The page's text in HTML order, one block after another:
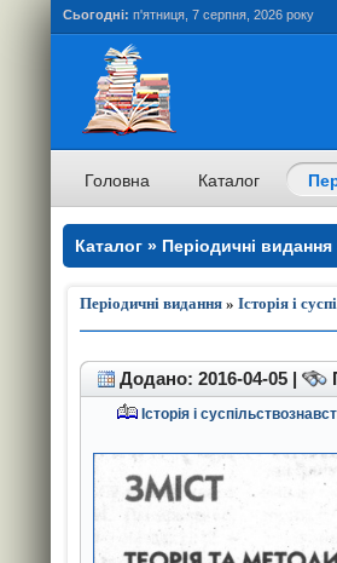
Сьогодні: п'ятниця, 7 серпня, 2026 року
Головна Каталог
Каталог » Періодичні
та методика навчання
Періодичні видання » Історія і
Додано: 2016-04-05 |
Історія і